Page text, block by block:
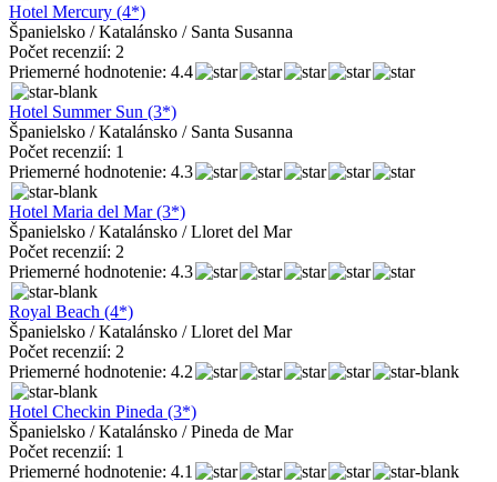
Hotel Mercury (4*)
Španielsko / Katalánsko / Santa Susanna
Počet recenzií: 2
Priemerné hodnotenie: 4.4
Hotel Summer Sun (3*)
Španielsko / Katalánsko / Santa Susanna
Počet recenzií: 1
Priemerné hodnotenie: 4.3
Hotel Maria del Mar (3*)
Španielsko / Katalánsko / Lloret del Mar
Počet recenzií: 2
Priemerné hodnotenie: 4.3
Royal Beach (4*)
Španielsko / Katalánsko / Lloret del Mar
Počet recenzií: 2
Priemerné hodnotenie: 4.2
Hotel Checkin Pineda (3*)
Španielsko / Katalánsko / Pineda de Mar
Počet recenzií: 1
Priemerné hodnotenie: 4.1